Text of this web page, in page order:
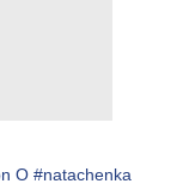
O #natachenka